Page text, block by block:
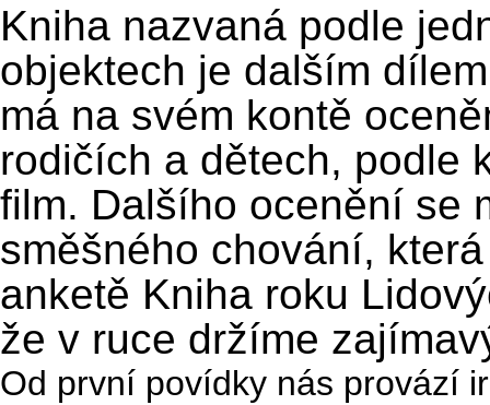
Kniha nazvaná podle
objektech je dalším
má na svém kontě
rodičích a dětech, podle
film. Dalšího ocenění se
směšného chování,
anketě Kniha roku
že v ruce držíme
Od první povídky nás provází